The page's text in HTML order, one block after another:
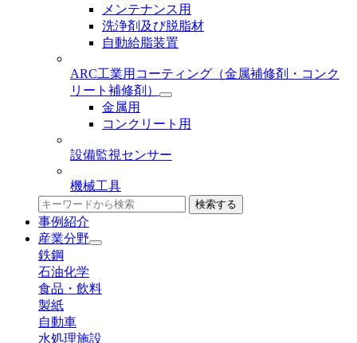
メンテナンス用
洗浄剤及び脱脂材
自動給脂装置
ARC工業用コーティング （金属補修剤・コンク
リート補修剤）
金属用
コンクリート用
設備監視センサー
機械工具
検索する
事例紹介
産業分野
鉄鋼
石油化学
食品・飲料
製紙
自動車
水処理施設